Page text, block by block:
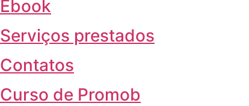
Ebook
Serviços prestados
Contatos
Curso de Promob